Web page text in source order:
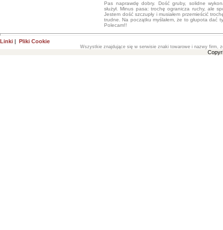
Pas naprawdę dobry. Dość gruby, solidne
służył. Minus pasa: trochę ogranicza ruchy, ale
Jestem dość szczupły i musiałem przemieścić
trudne. Na początku myślałem, że to głupota dać
Polecam!!
Linki | Pliki Cookie
Wszystkie znajdujące się w serwisie znaki towarowe i nazwy firm,